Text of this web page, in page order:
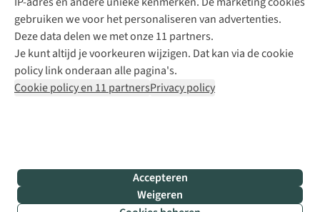
gebruiken we voor het personaliseren van advertenties.
Deze data delen we met onze 11 partners.
Je kunt altijd je voorkeuren wijzigen. Dat kan via de cookie
policy link onderaan alle pagina's.
Cookie policy en 11 partnersPrivacy policy
Accepteren
Weigeren
Bever
B.V.